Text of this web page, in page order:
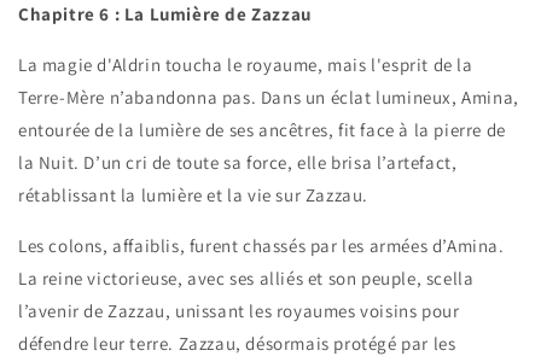
Chapitre 6 : La Lumière de Zazzau
La magie d'Aldrin toucha le royaume, mais l'esprit de la
Terre-Mère n’abandonna pas. Dans un éclat lumineux, Amina,
entourée de la lumière de ses ancêtres, fit face à la pierre de
la Nuit. D’un cri de toute sa force, elle brisa l’artefact,
rétablissant la lumière et la vie sur Zazzau.
Les colons, affaiblis, furent chassés par les armées d’Amina.
La reine victorieuse, avec ses alliés et son peuple, scella
l’avenir de Zazzau, unissant les royaumes voisins pour
défendre leur terre. Zazzau, désormais protégé par les